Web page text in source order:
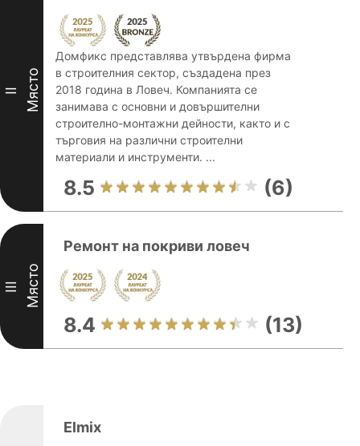
II Място
Домфикс представлява утвърдена фирма
в строителния сектор, създадена през
2018 година в Ловеч. Компанията се
занимава с основни и довършителни
строително-монтажни дейности, както и с
търговия на различни строителни
материали и инструменти. ...
8.5 (6)
III Място
Ремонт на покриви ловеч
8.4 (13)
Elmix